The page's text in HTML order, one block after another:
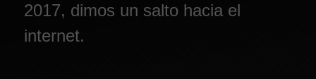
2017, dimos un salto hacia el
internet.